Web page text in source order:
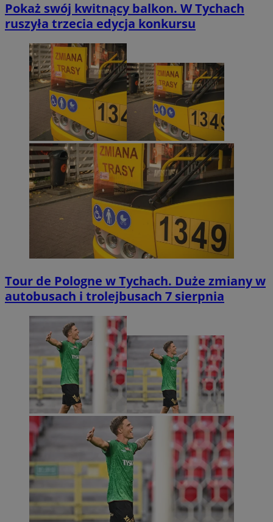
Pokaż swój kwitnący balkon. W Tychach
ruszyła trzecia edycja konkursu
Tour de Pologne w Tychach. Duże zmiany w
autobusach i trolejbusach 7 sierpnia